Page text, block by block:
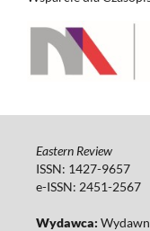
Eastern Review
ISSN: 1427-9657
e-ISSN: 2451-2567
Wydawca: